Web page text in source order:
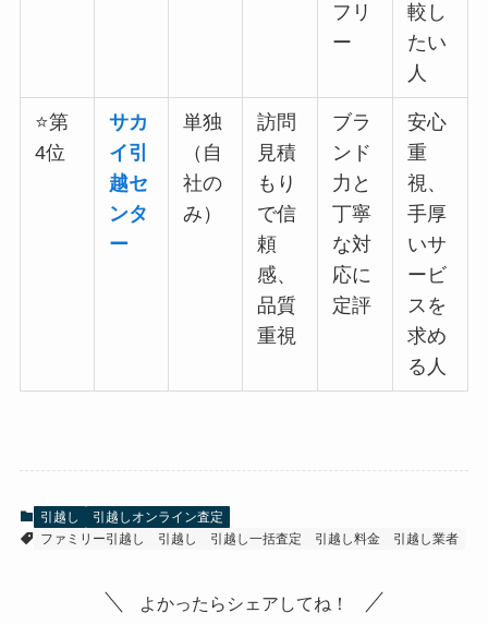
フリ
ー
較し
たい
人
⭐第
4位
サカ
イ引
越セ
ンタ
ー
単独
（自
社の
み）
訪問
見積
もり
で信
頼
感、
品質
重視
ブラ
ンド
力と
丁寧
な対
応に
定評
安心
重
視、
手厚
いサ
ービ
スを
求め
る人
引越し
引越しオンライン査定
ファミリー引越し
引越し 引越し一括査定 引越し料金 引越し業者
よかったらシェアしてね！